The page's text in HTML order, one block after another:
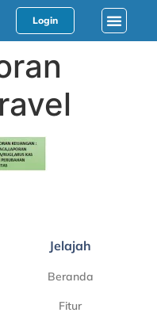
Login
Jelajah
Beranda
Fitur